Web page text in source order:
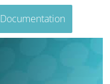
Documentation